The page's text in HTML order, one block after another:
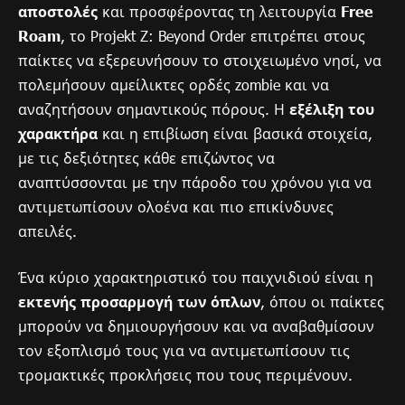
αποστολές και προσφέροντας τη λειτουργία Free
Roam, το Projekt Z: Beyond Order επιτρέπει στους
παίκτες να εξερευνήσουν το στοιχειωμένο νησί, να
πολεμήσουν αμείλικτες ορδές zombie και να
αναζητήσουν σημαντικούς πόρους. Η εξέλιξη του
χαρακτήρα και η επιβίωση είναι βασικά στοιχεία,
με τις δεξιότητες κάθε επιζώντος να
αναπτύσσονται με την πάροδο του χρόνου για να
αντιμετωπίσουν ολοένα και πιο επικίνδυνες
απειλές.
Ένα κύριο χαρακτηριστικό του παιχνιδιού είναι η
εκτενής προσαρμογή των όπλων, όπου οι παίκτες
μπορούν να δημιουργήσουν και να αναβαθμίσουν
τον εξοπλισμό τους για να αντιμετωπίσουν τις
τρομακτικές προκλήσεις που τους περιμένουν.